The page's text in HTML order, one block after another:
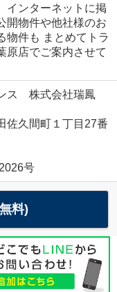
インターネットに掲
開物件や他社様のお
物件も まとめてトラ
原店でご案内させて
ンス 株式会社瑞鳳
佐久間町１丁目27番
号
料)